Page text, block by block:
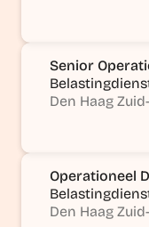
Senior
Den Haag
Operationeel
Den Haag